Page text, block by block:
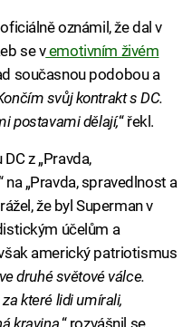
oznámil, že dal v
se vemotivním živém
současnou podobou a
svůj kontrakt s DC.
postavami dělají,“ řekl.
z „Pravda,
„Pravda, spravedlnost a
že byl Superman v
účelům a
americký patriotismus
druhé světové válce.
které lidi umírali,